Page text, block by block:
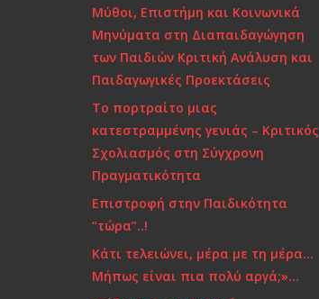
Μύθοι, Επιστήμη και Κοινωνικά
Μηνύματα στη Διαπαιδαγώγηση
των Παιδιών Κριτική Ανάλυση και
Παιδαγωγικές Προεκτάσεις
Το πορτραίτο μιας
κατεστραμμένης γενιάς – Κριτικός
Σχολιασμός στη Σύγχρονη
Πραγματικότητα
Επιστροφή στην Παιδικότητα
“τώρα”..!
Κάτι τελειώνει, μέρα με τη μέρα…
Μήπως είναι πια πολύ αργά;»…